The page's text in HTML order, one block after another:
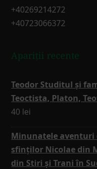
+40269214272
+40723066372
Apariții recente
Teodor Studitul și
Teoctista, Platon,
40 lei
Minunatele aventuri
sfinților Nicolae din
din Stiri și Trani în